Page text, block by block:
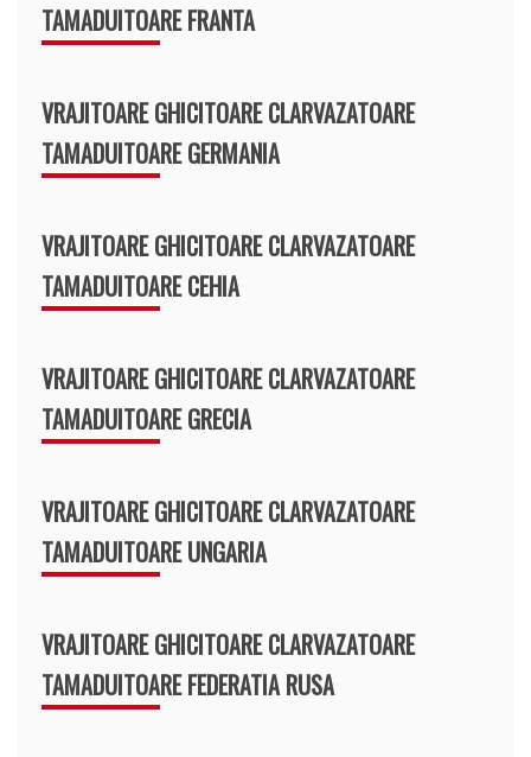
TAMADUITOARE FRANTA
VRAJITOARE GHICITOARE CLARVAZATOARE
TAMADUITOARE GERMANIA
VRAJITOARE GHICITOARE CLARVAZATOARE
TAMADUITOARE CEHIA
VRAJITOARE GHICITOARE CLARVAZATOARE
TAMADUITOARE GRECIA
VRAJITOARE GHICITOARE CLARVAZATOARE
TAMADUITOARE UNGARIA
VRAJITOARE GHICITOARE CLARVAZATOARE
TAMADUITOARE FEDERATIA RUSA